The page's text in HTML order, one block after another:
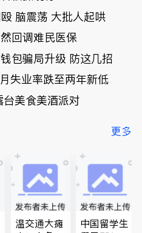
脑震荡 大批人起哄
回调难民医保
包骗局升级 防这几招
失业率跌至两年新低
美食美酒派对
更多
温交通大瘫
中国留学生